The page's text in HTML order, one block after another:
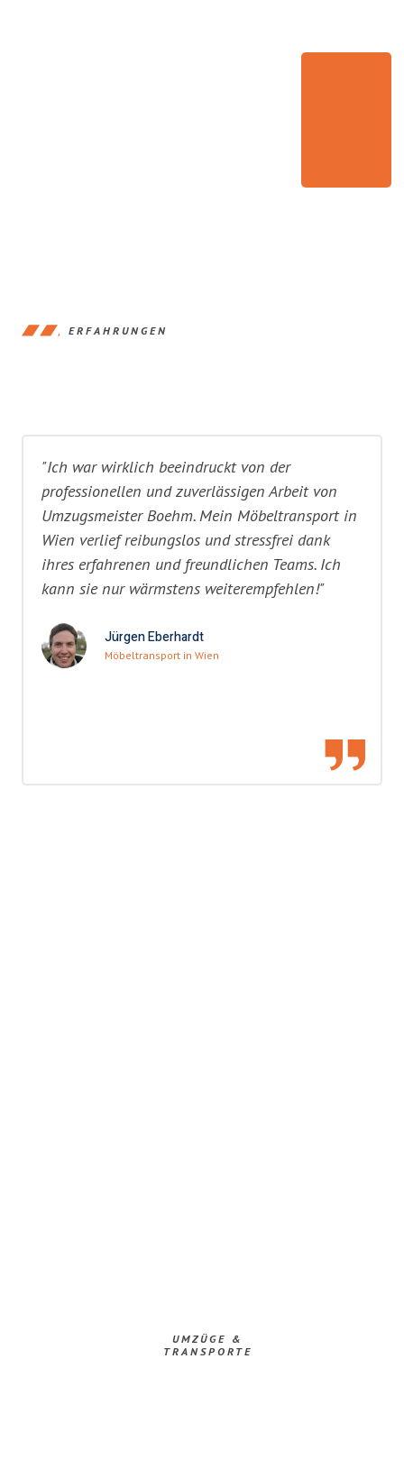
ERFAHRUNGEN
"Ich war wirklich beeindruckt von der
professionellen und zuverlässigen Arbeit von
Umzugsmeister Boehm. Mein Möbeltransport in
Wien verlief reibungslos und stressfrei dank
ihres erfahrenen und freundlichen Teams. Ich
kann sie nur wärmstens weiterempfehlen!"
Jürgen Eberhardt
Möbeltransport in Wien
UMZÜGE &
TRANSPORTE